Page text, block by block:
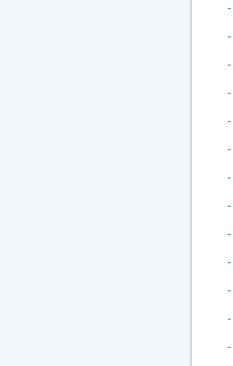
-
-
-
-
-
-
-
-
-
-
-
-
-